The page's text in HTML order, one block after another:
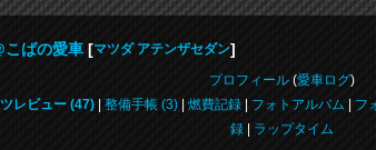
こばの愛車 [マツダ アテンザセダン]
プロフィール(愛車ログ)
レビュー (47)
整備手帳 (3) 燃費記録 フォトアルバム フ
録| ラップタイム